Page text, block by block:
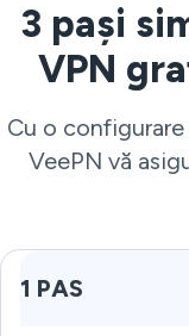
3 pași
VPN
Cu o
VeePN vă
1 PAS